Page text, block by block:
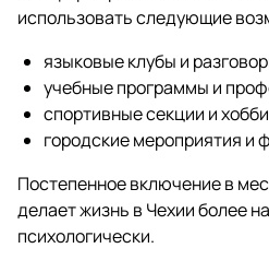
использовать следующие
языковые клубы и
учебные программы и
спортивные секции и
городские мероприятия и
Постепенное включение в
делает жизнь в Чехии более
психологически.